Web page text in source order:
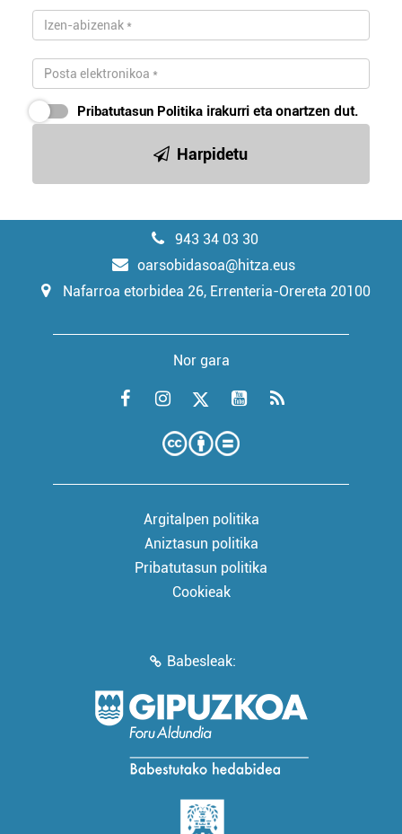
Pribatutasun Politika irakurri eta onartzen dut.
Harpidetu
943 34 03 30
oarsobidasoa@hitza.eus
Nafarroa etorbidea 26, Errenteria-Orereta 20100
Nor gara
Argitalpen politika
Aniztasun politika
Pribatutasun politika
Cookieak
Babesleak: